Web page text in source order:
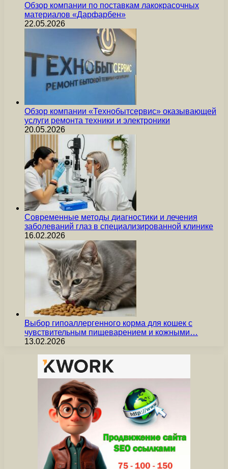
Обзор компании по поставкам лакокрасочных
материалов «Дарфарбен»
22.05.2026
Обзор компании «Технобытсервис» оказывающей
услуги ремонта техники и электроники
20.05.2026
Современные методы диагностики и лечения
заболеваний глаз в специализированной клинике
16.02.2026
Выбор гипоаллергенного корма для кошек с
чувствительным пищеварением и кожными…
13.02.2026